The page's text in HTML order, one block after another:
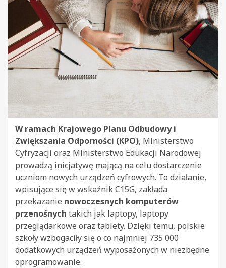
W ramach Krajowego Planu Odbudowy i
Zwiększania Odporności (KPO), Ministerstwo
Cyfryzacji oraz Ministerstwo Edukacji Narodowej
prowadzą inicjatywę mającą na celu dostarczenie
uczniom nowych urządzeń cyfrowych. To działanie,
wpisujące się w wskaźnik C15G, zakłada
przekazanie nowoczesnych komputerów
przenośnych takich jak laptopy, laptopy
przeglądarkowe oraz tablety. Dzięki temu, polskie
szkoły wzbogaciły się o co najmniej 735 000
dodatkowych urządzeń wyposażonych w niezbędne
oprogramowanie.